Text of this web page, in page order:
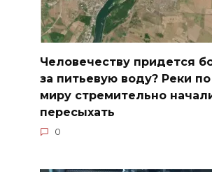
Человечеству придется
за питьевую воду? Реки
миру стремительно
пересыхать
0